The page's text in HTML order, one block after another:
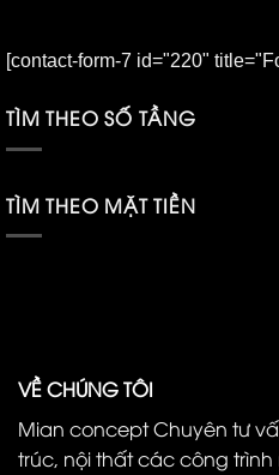
[contact-form-7 id="220"
TÌM THEO SỐ TẦNG
TÌM THEO MẶT TIỀN
VỀ CHÚNG TÔI
Mian concept Chuyên tư
trúc, nội thất các công trình